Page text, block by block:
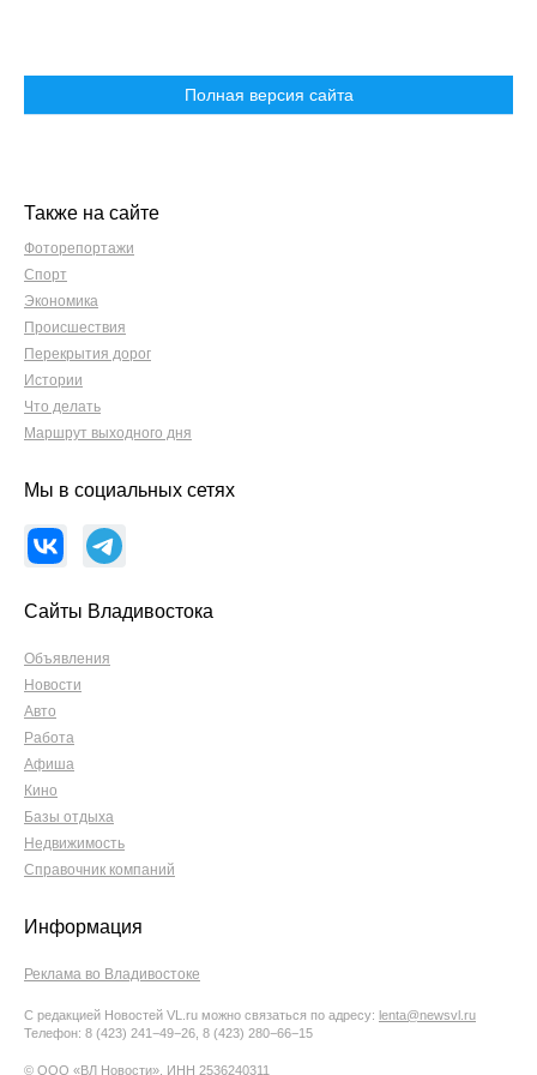
Полная версия сайта
Также на сайте
Фоторепортажи
Спорт
Экономика
Происшествия
Перекрытия дорог
Истории
Что делать
Маршрут выходного дня
Мы в социальных сетях
Сайты Владивостока
Объявления
Новости
Авто
Работа
Афиша
Кино
Базы отдыха
Недвижимость
Справочник компаний
Информация
Реклама во Владивостоке
С редакцией Новостей VL.ru можно связаться по адресу: lenta@newsvl.ru
Телефон: 8 (423) 241−49−26, 8 (423) 280−66−15
© ООО «ВЛ Новости», ИНН 2536240311